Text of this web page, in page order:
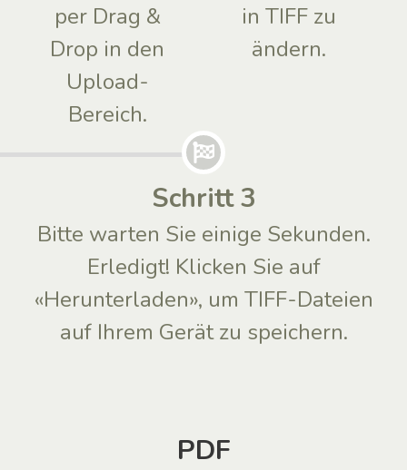
per Drag &
Drop in den
Upload-
Bereich.
in TIFF zu
ändern.
Schritt 3
Bitte warten Sie einige Sekunden.
Erledigt! Klicken Sie auf
«Herunterladen», um TIFF-Dateien
auf Ihrem Gerät zu speichern.
PDF